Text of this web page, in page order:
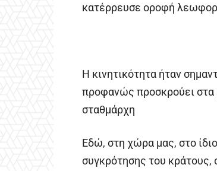
κατέρρευσε οροφή
Η κινητικότητα ήταν
προφανώς προσκρούει
σταθμάρχη
Εδώ, στη χώρα μας, στο
συγκρότησης του